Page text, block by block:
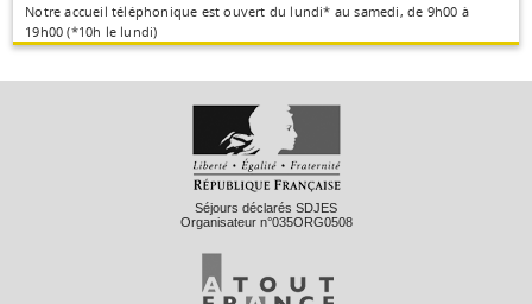
Notre accueil téléphonique est ouvert du lundi* au samedi, de 9h00 à
19h00 (*10h le lundi)
Séjours déclarés SDJES
Organisateur n°035ORG0508